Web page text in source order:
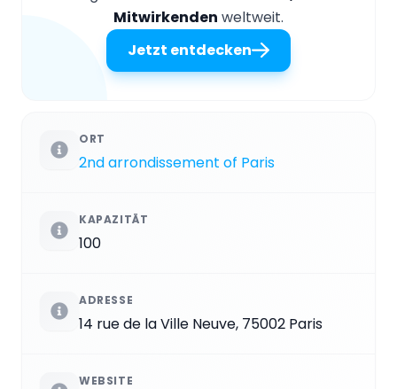
Mitwirkenden weltweit.
Jetzt entdecken
ORT
2nd arrondissement of Paris
KAPAZITÄT
100
ADRESSE
14 rue de la Ville Neuve, 75002 Paris
WEBSITE